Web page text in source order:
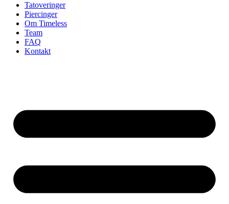
Tatoveringer
Piercinger
Om Timeless
Team
FAQ
Kontakt